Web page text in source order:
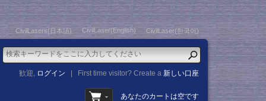
CivilLasers(日本語) CivilLaser(English) CivilLaser(한국어)
歓迎, ログイン First time visitor? Create a新しい口座
あなたのカートは空です